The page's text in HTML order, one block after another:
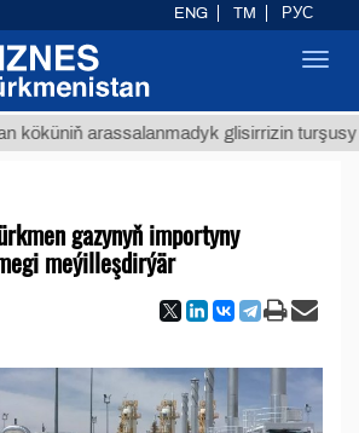
arassalanmadyk glisirrizin turşusy (t.)
gazynyň importyny
meýilleşdirýär
ENG TM РУС